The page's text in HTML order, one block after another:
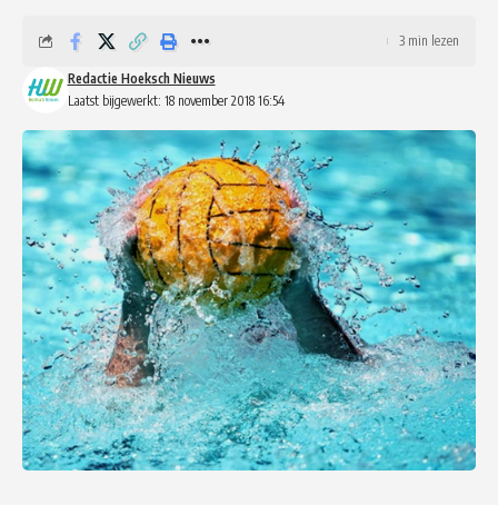
Laatst bijgewerkt: 18 november 2018 16:54
Redactie Hoeksch Nieuws
3 min lezen